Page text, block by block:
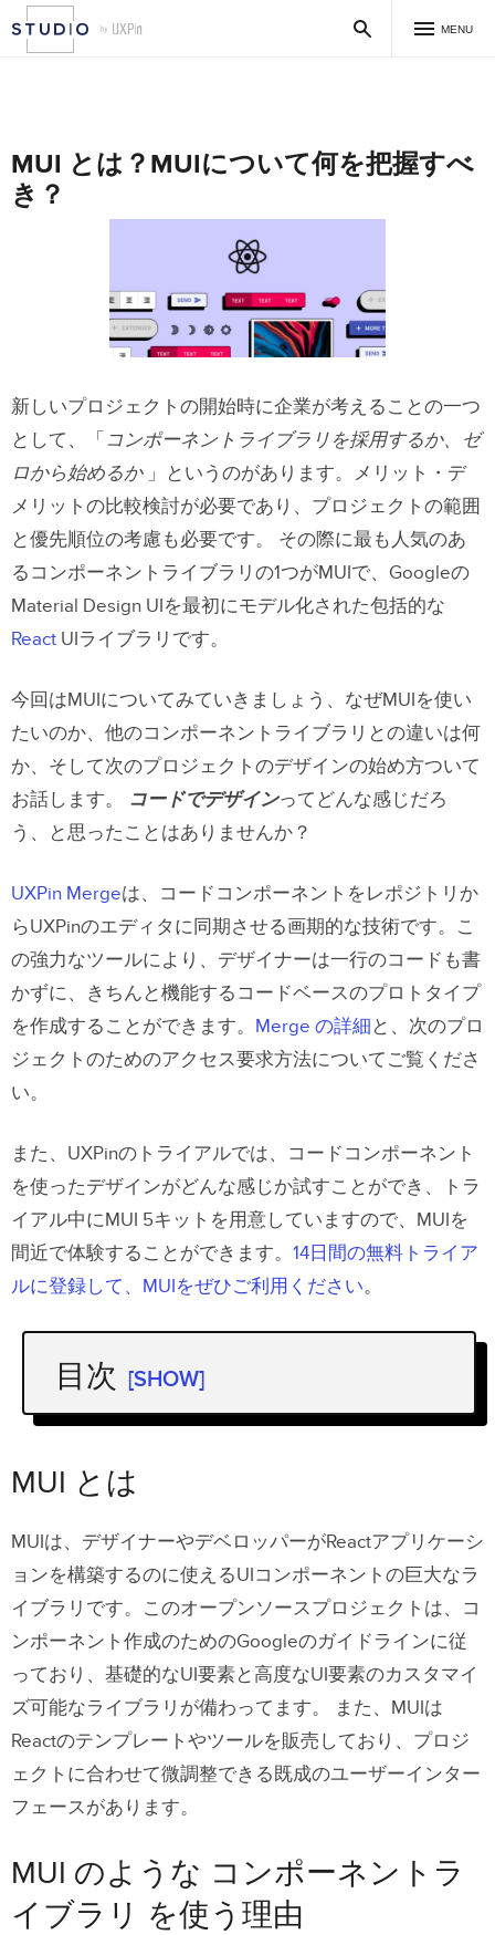
MENU
MUI とは？MUIについて何を把握すべ
き？
新しいプロジェクトの開始時に企業が考えることの一つ
として、「 コンポーネントライブラリを採用するか、ゼ
ロから始めるか」というのがあります。メリット・デ
メリットの比較検討が必要であり、プロジェクトの範囲
と優先順位の考慮も必要です。
その際に最も人気のあ
るコンポーネントライブラリの1つがMUIで、Googleの
Material Design UIを最初にモデル化された包括的な
React UIライブラリです。
今回はMUIについてみていきましょう、なぜMUIを使い
たいのか、他のコンポーネントライブラリとの違いは何
か、そして次のプロジェクトのデザインの始め方ついて
お話します。
コードでデザインってどんな感じだろ
う、と思ったことはありませんか？
UXPin Mergeは、コードコンポーネントをレポジトリか
らUXPinのエディタに同期させる画期的な技術です。こ
の強力なツールにより、デザイナーは一行のコードも書
かずに、きちんと機能するコードベースのプロトタイプ
を作成することができます。 Merge の詳細 と、次のプロ
ジェクトのためのアクセス要求方法についてご覧くださ
い。
また、UXPinのトライアルでは、コードコンポーネント
を使ったデザインがどんな感じか試すことができ、トラ
イアル中にMUI 5キットを用意していますので、MUIを
間近で体験することができます。 14日間の無料トライア
ルに登録して、MUIをぜひご利用ください。
目次 [SHOW]
MUI とは
MUI のような コンポーネントライブラ
リ を使う理由
1. 市場投入までの時間を短縮
2. 信頼できる唯一の情報源（Single
source of truth）
3. デザインの一貫性
4. 拡張性
5. 容易なメンテナンス
6. アクセシビリティ
MUIが他の コンポーネントライブラリ と
異なる点
MUI とは
MUIは、デザイナーやデベロッパーがReactアプリケーシ
ョンを構築するのに使えるUIコンポーネントの巨大なラ
イブラリです。このオープンソースプロジェクトは、コ
ンポーネント作成のためのGoogleのガイドラインに従
っており、基礎的なUI要素と高度なUI要素のカスタマイ
ズ可能なライブラリが備わってます。
また、MUIは
Reactのテンプレートやツールを販売しており、プロジ
ェクトに合わせて微調整できる既成のユーザーインター
フェースがあります。
MUI のような コンポーネントラ
イブラリ を使う理由